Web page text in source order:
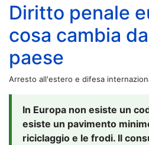
Diritto penale
cosa cambia
paese
Arresto all'estero e difesa
In Europa non esiste un
esiste un pavimento
riciclaggio e le frodi. Il